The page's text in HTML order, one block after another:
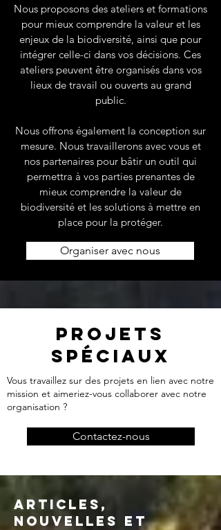
Nous proposons des ateliers et formations
pour mieux comprendre la valeur et les
enjeux de la biodiversité, ainsi que pour
intégrer celle-ci dans vos décisions. Ces
ateliers peuvent être organisés dans vos
lieux de travail ou ouverts au grand
public.
Nous offrons également la conception sur
mesure. Nous travaillerons avec vous et
nos partenaires pour bâtir un outil qui
permettra à vos parties prenantes de
mieux comprendre la valeur de
biodiversité et les solutions à mettre en
place pour la protéger.
Organiser avec nous
PROJETS
SPÉCIAUX
Vous travaillez sur des projets en lien avec notre
mission et aimeriez-vous collaborer avec notre
organisation ?
Contactez-nous
ARTICLES,
NOUVELLES ET